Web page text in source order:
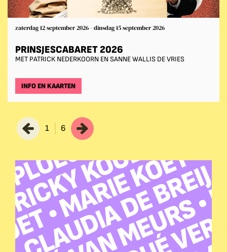
PRINSJESCABARET 2026
MET PATRICK NEDERKOORN EN SANNE WALLIS DE VRIES
zaterdag 12 september 2026-dinsdag 15 september 2026
INFO EN KAARTEN
1 6